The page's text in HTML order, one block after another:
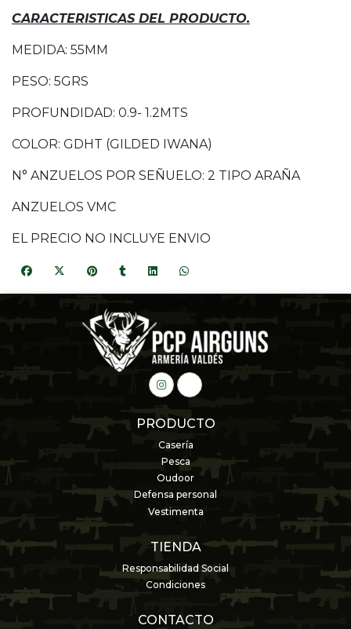
CARACTERISTICAS DEL PRODUCTO.
MEDIDA: 55MM
PESO: 5GRS
PROFUNDIDAD: 0.9- 1.2MTS
COLOR: GDHT (GILDED IWANA)
N° ANZUELOS POR SEÑUELO: 2 TIPO ARAÑA
ANZUELOS VMC
EL PRECIO NO INCLUYE ENVIO
PRODUCTO
Casería
Pesca
Oudoor
Defensa personal
Vestimenta
TIENDA
Responsabilidad Social
Condiciones
CONTACTO